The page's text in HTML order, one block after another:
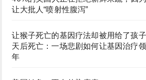
让大批人“喷射性腹泻”
让猴子死亡的基因疗法却被用给了孩
天后死亡：一场悲剧如何让基因治疗
年